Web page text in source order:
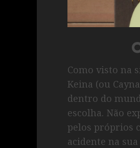
Como visto na
Keina (ou
dentro do
escolha. Não
pelos próprios
acidente na